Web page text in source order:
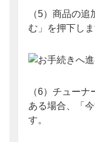
（5）商品の
む」を押下しま
（6）チュー
ある場合、「
す。